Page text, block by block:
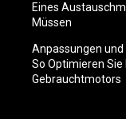
Eines
Müssen
Anpassungen
So Optimieren Sie
Gebrauchtmotors